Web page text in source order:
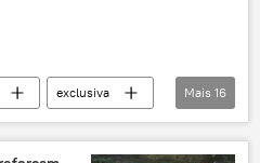
exclusiva
Economia
Mais 16